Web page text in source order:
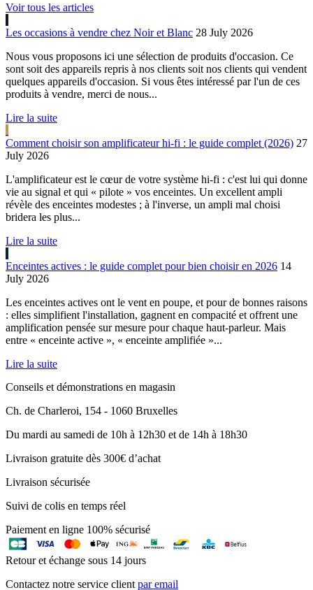
Voir tous les articles
Les occasions à vendre chez Noir et Blanc 28 July 2026
Nous vous proposons ici une sélection de produits d'occasion. Ce
sont soit des appareils repris à nos clients soit nos clients qui vendent
quelques appareils d'occasion. Si vous êtes intéressé par l'un de ces
produits à vendre, merci de nous...
Lire la suite
Comment choisir son amplificateur hi-fi : le guide complet (2026) 27
July 2026
L'amplificateur est le cœur de votre système hi-fi : c'est lui qui donne
vie au signal et qui « pilote » vos enceintes. Un excellent ampli
révèle des enceintes modestes ; à l'inverse, un ampli mal choisi
bridera les plus...
Lire la suite
Enceintes actives : le guide complet pour bien choisir en 2026 14
July 2026
Les enceintes actives ont le vent en poupe, et pour de bonnes raisons
: elles simplifient l'installation, gagnent en compacité et offrent une
amplification pensée sur mesure pour chaque haut-parleur. Mais
entre « enceinte active », « enceinte amplifiée »...
Lire la suite
Conseils et démonstrations en magasin
Ch. de Charleroi, 154 - 1060 Bruxelles
Du mardi au samedi de 10h à 12h30 et de 14h à 18h30
Livraison gratuite dès 300€ d’achat
Livraison sécurisée
Suivi de colis en temps réel
Paiement en ligne 100% sécurisé
Retour et échange sous 14 jours
Contactez notre service clientpar email